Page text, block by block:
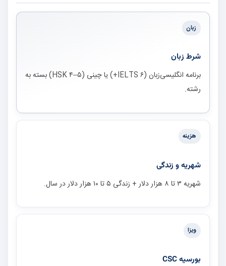
زبان
شرط زبان
برنامه انگلیسی‌زبان (IELTS ۶+) یا چینی (HSK ۴–۵) بسته به
رشته.
هزینه
شهریه و زندگی
شهریه ۳ تا ۸ هزار دلار + زندگی ۵ تا ۱۰ هزار دلار در سال.
ویزا
بورسیه CSC